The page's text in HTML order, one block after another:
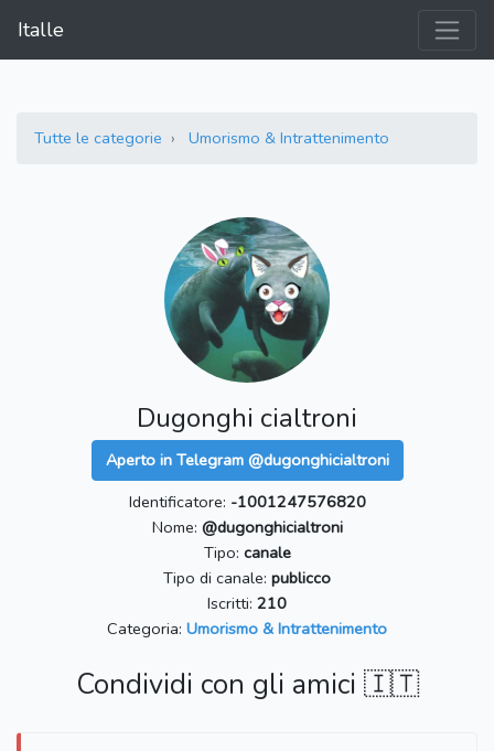
Italle
Tutte le categorie Umorismo & Intrattenimento
Dugonghi cialtroni
Aperto in Telegram @dugonghicialtroni
Identificatore: -1001247576820
Nome: @dugonghicialtroni
Tipo: canale
Tipo di canale: publicco
Iscritti: 210
Categoria: Umorismo & Intrattenimento
Condividi con gli amici 🇮🇹